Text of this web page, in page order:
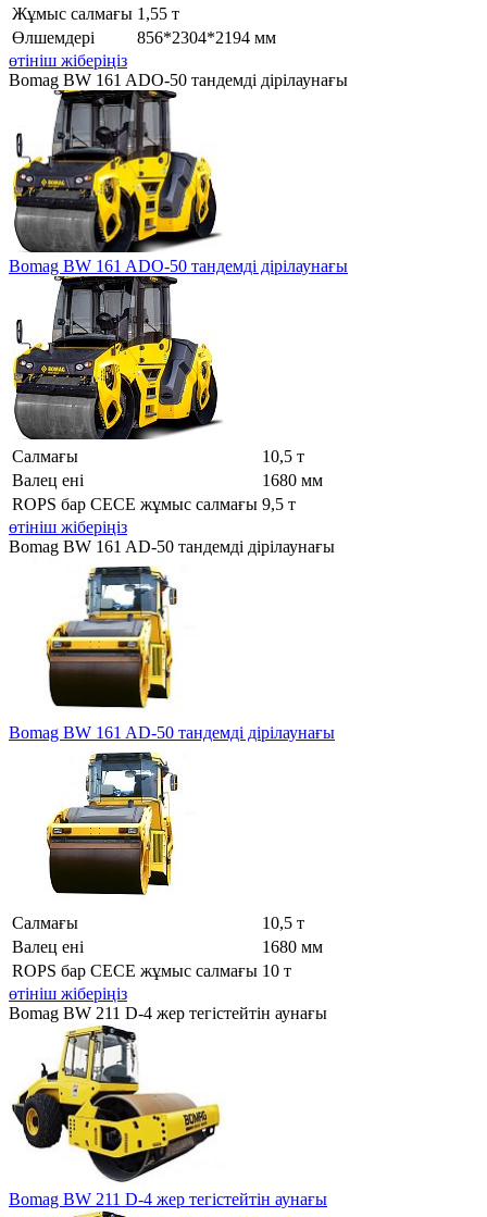
Жұмыс салмағы 1,55 т
Өлшемдері
856*2304*2194 мм
өтініш жіберіңіз
Bomag BW 161 ADO-50 тандемді дірілаунағы
Bomag BW 161 ADO-50 тандемді дірілаунағы
Салмағы
10,5 т
Валец ені
1680 мм
ROPS бар CECE жұмыс салмағы 9,5 т
өтініш жіберіңіз
Bomag BW 161 AD-50 тандемді дірілаунағы
Bomag BW 161 AD-50 тандемді дірілаунағы
Салмағы
10,5 т
Валец ені
1680 мм
ROPS бар CECE жұмыс салмағы 10 т
өтініш жіберіңіз
Bomag BW 211 D-4 жер тегістейтін аунағы
Bomag BW 211 D-4 жер тегістейтін аунағы